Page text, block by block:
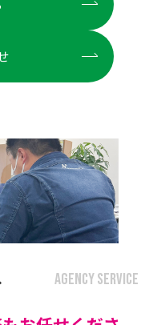
AGENCY SERVICE